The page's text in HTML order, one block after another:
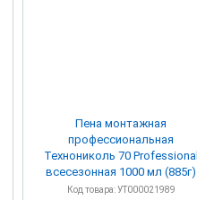
Пена монтажная
профессиональная
Технониколь 70 Professional
всесезонная 1000 мл (885г)
Код товара: УТ000021989